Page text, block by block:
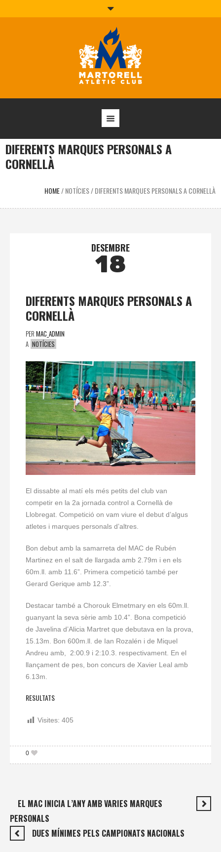
DIFERENTS MARQUES PERSONALS A
CORNELLÀ
HOME/NOTÍCIES/DIFERENTS MARQUES PERSONALS A CORNELLÀ
DESEMBRE
18
DIFERENTS MARQUES PERSONALS A
CORNELLÀ
PER MAC_ADMIN
A NOTÍCIES
El dissabte al matí els més petits del club van
competir en la 2a jornada control a Cornellà de
Llobregat. Competició on vam viure el debut d’algus
atletes i marques personals d’altres.
Bon debut amb la samarreta del MAC de Rubén
Martinez en el salt de llargada amb 2.79m i en els
60m.ll. amb 11.6”. Primera competició també per
Gerard Gerique amb 12.3”.
Destacar també a Chorouk Elmetmary en els 60m.ll.
guanyant la seva sèrie amb 10.4”. Bona competició
de Javelina d’Alicia Martret que debutava en la prova,
15.13m. Bon 600m.ll. de Ian Rozalén i de Miquel
Andreu amb, 2:00.9 i 2:10.3. respectivament. En el
llançament de pes, bon concurs de Xavier Leal amb
6.13m.
RESULTATS
Visites: 405
0
EL MAC INICIA L’ANY AMB VARIES MARQUES
PERSONALS
DUES MÍNIMES PELS CAMPIONATS NACIONALS